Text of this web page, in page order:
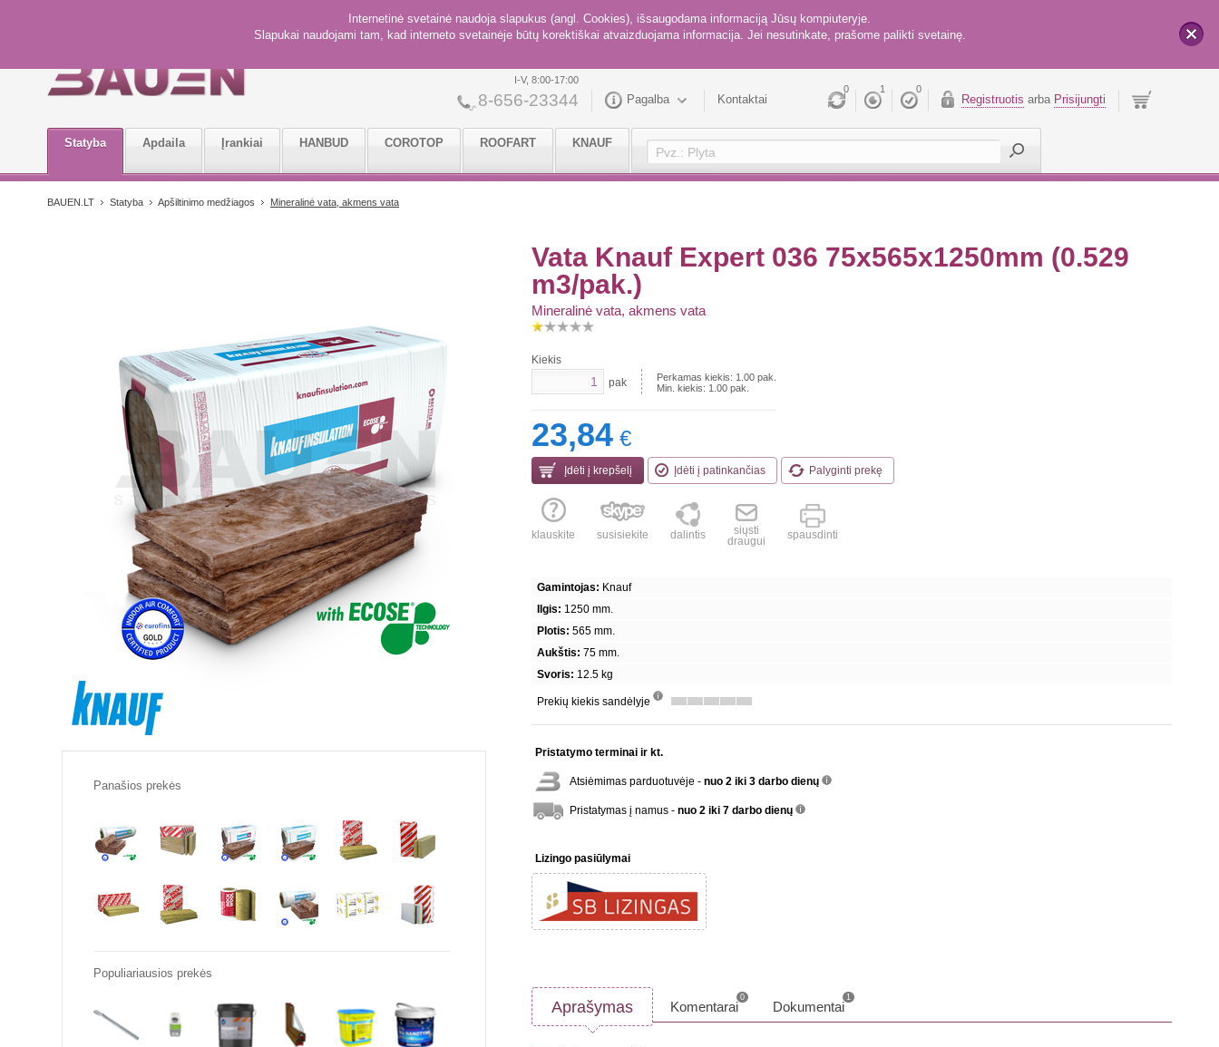
Internetinė svetainė naudoja slapukus (angl. Cookies), išsaugodama informaciją Jūsų kompiuteryje.
Slapukai naudojami tam, kad interneto svetainėje būtų korektiškai atvaizduojama informacija. Jei nesutinkate, prašome palikti svetainę.
0 1 0
Registruotis arba Prisijungti
I-V, 8:00-17:00
8-656-23344 Pagalba Kontaktai
Statyba Apdaila Įrankiai HANBUD COROTOP ROOFART KNAUF
BAUEN.LT Statyba Apšiltinimo medžiagos Mineralinė vata, akmens vata
Vata Knauf Expert 036 75x565x1250mm (0.529
m3/pak.)
Mineralinė vata, akmens vata
Kiekis
pak
Perkamas kiekis: 1.00 pak.
Min. kiekis: 1.00 pak.
23,84 €
Įdėti į krepšelį Įdėti į patinkančias Palyginti prekę
klauskite susisiekite dalintis
siųsti
draugui
spausdinti
Gamintojas: Knauf
Ilgis: 1250 mm.
Plotis: 565 mm.
Aukštis: 75 mm.
Svoris: 12.5 kg
Prekių kiekis sandėlyje
Pristatymo terminai ir kt.
Atsiėmimas parduotuvėje - nuo 2 iki 3 darbo dienų
Pristatymas į namus - nuo 2 iki 7 darbo dienų
Lizingo pasiūlymai
Aprašymas Komentarai
0
Dokumentai
1
Panašios prekės
Populiariausios prekės